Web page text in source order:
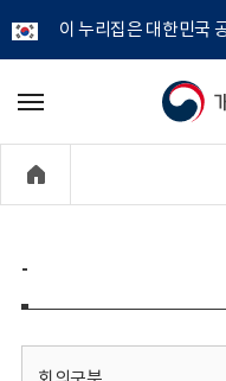
이 누리집은 대한민국
개
정
보
메
기
-